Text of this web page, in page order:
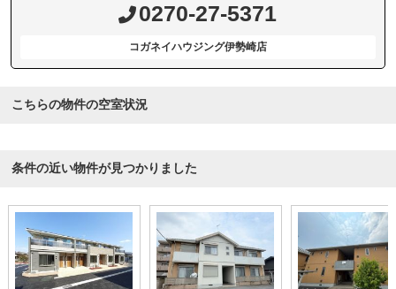
0270-27-5371
コガネイハウジング伊勢崎店
こちらの物件の空室状況
条件の近い物件が見つかりました